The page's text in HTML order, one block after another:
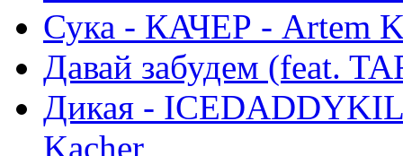
Сука - КАЧЕР - Artem
Давай забудем (feat.
Дикая -
Kacher